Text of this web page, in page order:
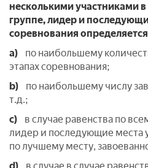
несколькими участниками
группе, лидер и
соревнования
a) по наибольшему
этапах соревнования;
b) по наибольшему числу
т.д.;
с) в случае равенства по
лидер и последующие места
по лучшему месту,